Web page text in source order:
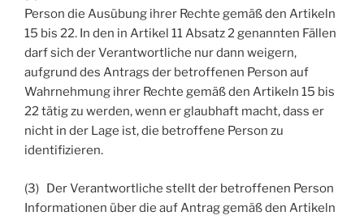
Person die Ausübung ihrer Rechte gemäß den Artikeln
15 bis 22. In den in Artikel 11 Absatz 2 genannten Fällen
darf sich der Verantwortliche nur dann weigern,
aufgrund des Antrags der betroffenen Person auf
Wahrnehmung ihrer Rechte gemäß den Artikeln 15 bis
22 tätig zu werden, wenn er glaubhaft macht, dass er
nicht in der Lage ist, die betroffene Person zu
identifizieren.
(3) Der Verantwortliche stellt der betroffenen Person
Informationen über die auf Antrag gemäß den Artikeln